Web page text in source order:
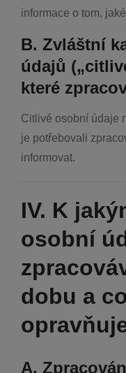
informace o tom,
B. Zvláštní
údajů
které
Citlivé osobní údaje
je potřebovali
informovat.
IV. K
osobní
dobu a
A.